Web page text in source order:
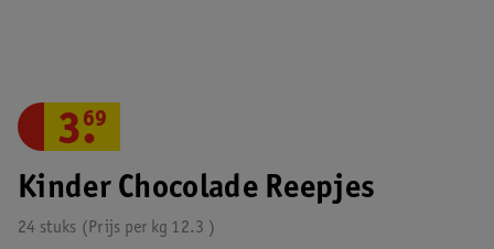
Kinder Chocolade Reepjes
24 stuks 12.3
Prijs per kg
3.
69